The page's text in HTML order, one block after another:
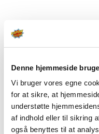
Denne hjemmeside
Vi bruger vores egne
for at sikre, at
understøtte
af indhold eller til sikring
også benyttes til at